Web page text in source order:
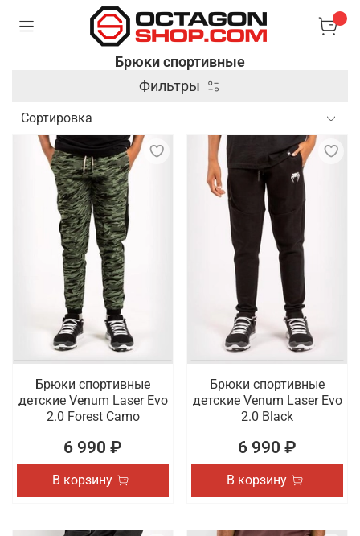
Брюки спортивные
Фильтры
Брюки спортивные
детские Venum Laser Evo
2.0 Forest Camo
6 990 ₽
В корзину
Брюки спортивные
детские Venum Laser Evo
2.0 Black
6 990 ₽
В корзину